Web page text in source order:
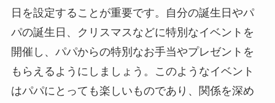
日を設定することが重要です。自分の誕生日やパ
パの誕生日、クリスマスなどに特別なイベントを
開催し、パパからの特別なお手当やプレゼントを
もらえるようにしましょう。このようなイベント
はパパにとっても楽しいものであり、関係を深め